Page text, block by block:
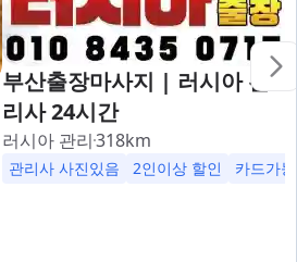
부산출장마사지 | 러시아 관
리사 24시간
러시아 관리318km
관리사 사진있음 2인이상 할인 카드가능